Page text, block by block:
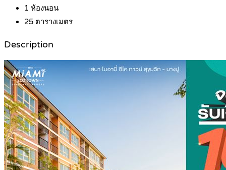
1 ห้องนอน
25 ตารางเมตร
Description